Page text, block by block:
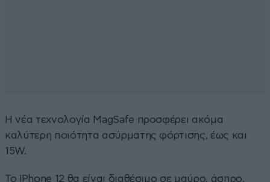
Η νέα τεχνολογία MagSafe προσφέρει ακόμα
καλύτερη ποιότητα ασύρματης φόρτισης, έως και
15W.
Το iPhone 12 θα είναι διαθέσιμο σε μαύρο, άσπρο,